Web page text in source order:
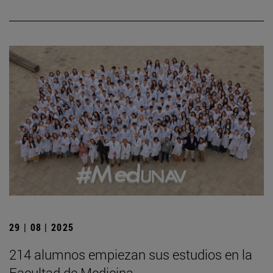
29 | 08 | 2025
214 alumnos empiezan sus estudios en la